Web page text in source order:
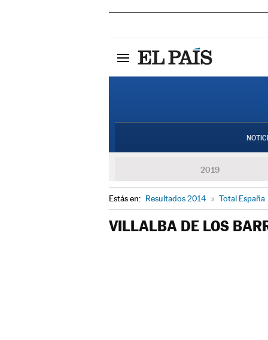
2019
Estás en: Resultados 2014 » Total España
VILLALBA DE LOS